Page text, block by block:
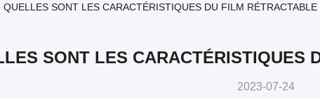
SONT LES CARACTÉRISTIQUES DU FILM RÉTRACTABLE
SONT LES CARACTÉRISTIQUES
2023-07-24